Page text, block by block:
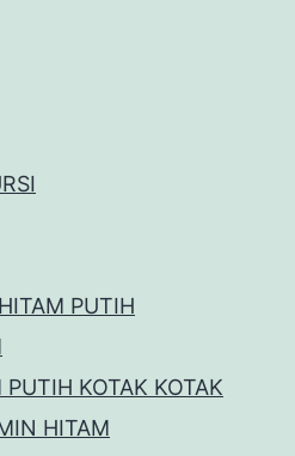
PUTIH
KOTAK KOTAK
HITAM